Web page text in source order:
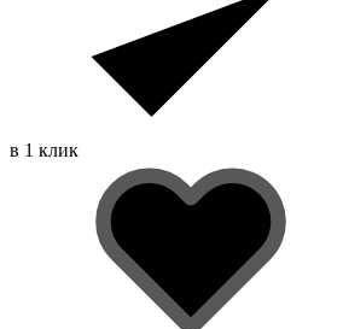
в 1 клик